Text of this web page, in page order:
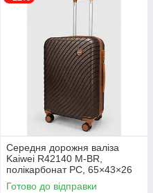
Середня дорожня валіза
Kaiwei R42140 М-BR,
полікарбонат PC, 65×43×26
см Бронзовий
Готово до відправки